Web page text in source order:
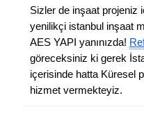
Sizler de inşaat projeniz
yenilikçi istanbul inşaat
AES YAPI yanınızda!
göreceksiniz ki gerek
içerisinde hatta Küresel
hizmet vermekteyiz.